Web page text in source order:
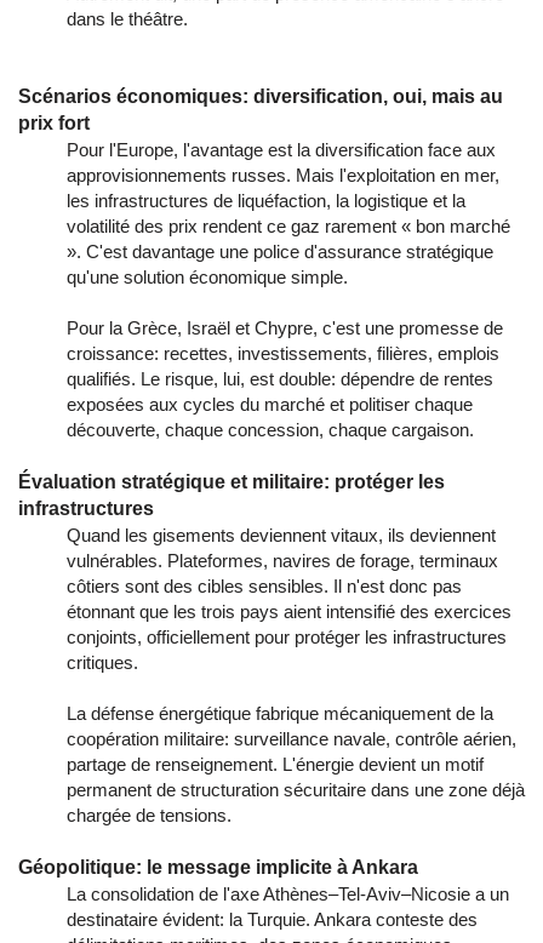
dans le théâtre.
Scénarios économiques: diversification, oui, mais au
prix fort
Pour l'Europe, l'avantage est la diversification face aux
approvisionnements russes. Mais l'exploitation en mer,
les infrastructures de liquéfaction, la logistique et la
volatilité des prix rendent ce gaz rarement « bon marché
». C'est davantage une police d'assurance stratégique
qu'une solution économique simple.
Pour la Grèce, Israël et Chypre, c'est une promesse de
croissance: recettes, investissements, filières, emplois
qualifiés. Le risque, lui, est double: dépendre de rentes
exposées aux cycles du marché et politiser chaque
découverte, chaque concession, chaque cargaison.
Évaluation stratégique et militaire: protéger les
infrastructures
Quand les gisements deviennent vitaux, ils deviennent
vulnérables. Plateformes, navires de forage, terminaux
côtiers sont des cibles sensibles. Il n'est donc pas
étonnant que les trois pays aient intensifié des exercices
conjoints, officiellement pour protéger les infrastructures
critiques.
La défense énergétique fabrique mécaniquement de la
coopération militaire: surveillance navale, contrôle aérien,
partage de renseignement. L'énergie devient un motif
permanent de structuration sécuritaire dans une zone déjà
chargée de tensions.
Géopolitique: le message implicite à Ankara
La consolidation de l'axe Athènes–Tel-Aviv–Nicosie a un
destinataire évident: la Turquie. Ankara conteste des